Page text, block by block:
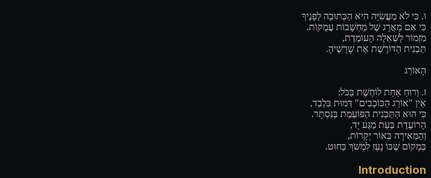
ו. כִּי לֹא מַעֲשִׂיָּה הִיא הַכְּתוּבָה לְפָנֶיךָ
כִּי אִם מַאֲרָג שֶׁל מַחְשָׁבוֹת עֲמֻקּוֹת.
מִזְמוֹר לַשְּׁאֵלָה הָעוֹמֶדֶת,
תַּבְנִית הַדּוֹרֶשֶׁת אֶת שָׁרָשֶׁיהָ.
הָאוֹרֵג
ז. וְרוּחַ אַחַת לוֹחֶשֶׁת בַּכֹּל:
אֵין "אוֹרֵג הַכּוֹכָבִים" דְּמוּת בִּלְבַד,
כִּי הוּא הַתַּבְנִית הַפּוֹעֶמֶת בַּנִּסְתָּר.
הָרוֹעֶדֶת בְּעֵת מַגַּע יָד,
וְהַמְּאִירָה בְּאוֹר יְקָרוֹת,
בְּמָקוֹם שֶׁבּוֹ נָעֵז לִמְשֹׁךְ בַּחוּט.
Introduction